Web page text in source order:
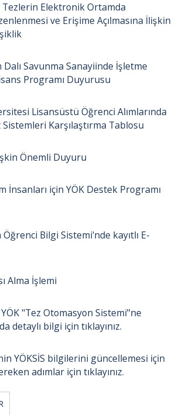
Tezlerin Elektronik Ortamda
ve Erişime Açılmasına İlişkin
Savunma Sanayiinde İşletme
Programı Duyurusu
Lisansüstü Öğrenci Alımlarında
Karşılaştırma Tablosu
Önemli Duyuru
İnsanları için YÖK Destek Programı
Bilgi Sistemi'nde kayıtlı E-
Alma İşlemi
"Tez Otomasyon Sistemi"ne
detaylı bilgi için tıklayınız.
YÖKSİS bilgilerini güncellemesi için
adımlar için tıklayınız.